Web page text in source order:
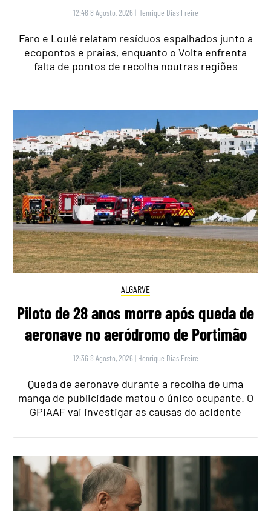
12:46 8 Agosto, 2026 | Henrique Dias Freire
Faro e Loulé relatam resíduos espalhados junto a
ecopontos e praias, enquanto o Volta enfrenta
falta de pontos de recolha noutras regiões
ALGARVE
Piloto de 28 anos morre após queda de
aeronave no aeródromo de Portimão
12:36 8 Agosto, 2026 | Henrique Dias Freire
Queda de aeronave durante a recolha de uma
manga de publicidade matou o único ocupante. O
GPIAAF vai investigar as causas do acidente